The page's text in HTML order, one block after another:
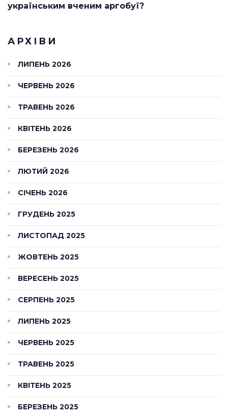
українським вченим аргобуї?
АРХІВИ
ЛИПЕНЬ 2026
ЧЕРВЕНЬ 2026
ТРАВЕНЬ 2026
КВІТЕНЬ 2026
БЕРЕЗЕНЬ 2026
ЛЮТИЙ 2026
СІЧЕНЬ 2026
ГРУДЕНЬ 2025
ЛИСТОПАД 2025
ЖОВТЕНЬ 2025
ВЕРЕСЕНЬ 2025
СЕРПЕНЬ 2025
ЛИПЕНЬ 2025
ЧЕРВЕНЬ 2025
ТРАВЕНЬ 2025
КВІТЕНЬ 2025
БЕРЕЗЕНЬ 2025